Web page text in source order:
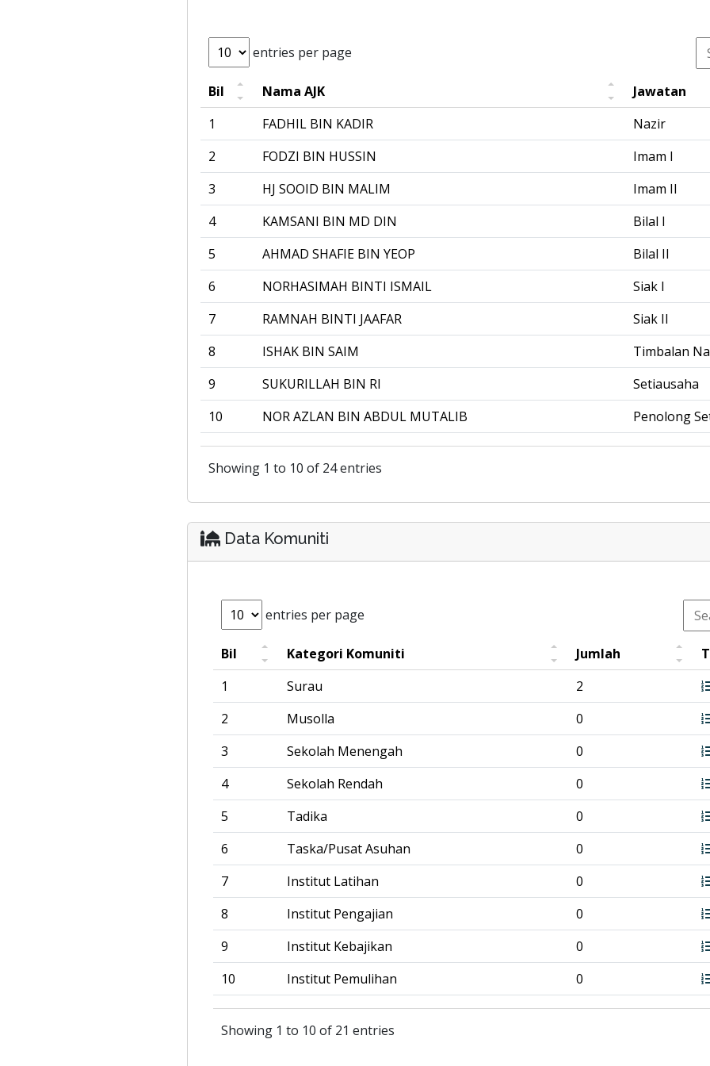
entries per page
Bil Nama AJK
Jawatan
1
FADHIL BIN KADIR
Nazir
2
FODZI BIN HUSSIN
Imam I
3
HJ SOOID BIN MALIM
Imam II
4
KAMSANI BIN MD DIN
Bilal I
5
AHMAD SHAFIE BIN YEOP
Bilal II
6
NORHASIMAH BINTI ISMAIL
Siak I
7
RAMNAH BINTI JAAFAR
Siak II
8
ISHAK BIN SAIM
Timbalan
9
SUKURILLAH BIN RI
Setiausaha
10
NOR AZLAN BIN ABDUL MUTALIB Penolong
Showing 1 to 10 of 24 entries
Data Komuniti
entries per page
Bil Kategori Komuniti Jumlah
1
Surau
2
2
Musolla
0
3
Sekolah Menengah
0
4
Sekolah Rendah
0
5
Tadika
0
6
Taska/Pusat Asuhan
0
7
Institut Latihan
0
8
Institut Pengajian
0
9
Institut Kebajikan
0
10
Institut Pemulihan 0
Showing 1 to 10 of 21 entries